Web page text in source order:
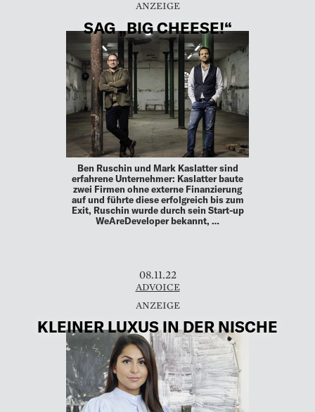
SAG „BIG CHEESE!“
Ben Ruschin und Mark Kaslatter sind
erfahrene Unternehmer: Kaslatter baute
zwei Firmen ohne externe Finanzierung
auf und führte diese erfolgreich bis zum
Exit, Ruschin wurde durch sein Start-up
WeAreDeveloper bekannt, …
08.11.22
ADVOICE
KLEINER LUXUS IN DER NISCHE